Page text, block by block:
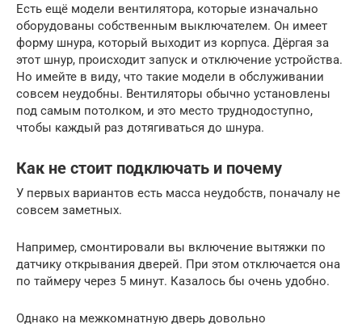
Есть ещё модели вентилятора, которые изначально
оборудованы собственным выключателем. Он имеет
форму шнура, который выходит из корпуса. Дёргая за
этот шнур, происходит запуск и отключение устройства.
Но имейте в виду, что такие модели в обслуживании
совсем неудобны. Вентиляторы обычно установлены
под самым потолком, и это место труднодоступно,
чтобы каждый раз дотягиваться до шнура.
Как не стоит подключать и почему
У первых вариантов есть масса неудобств, поначалу не
совсем заметных.
Например, смонтировали вы включение вытяжки по
датчику открывания дверей. При этом отключается она
по таймеру через 5 минут. Казалось бы очень удобно.
Однако на межкомнатную дверь довольно